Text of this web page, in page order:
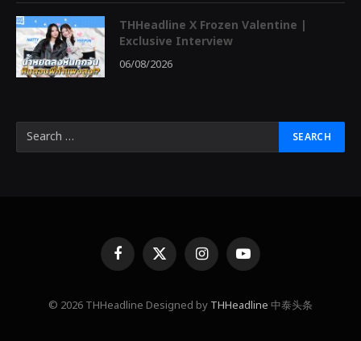
THHeadline X Frozen Valentine |
Exclusive Interview
06/08/2026
FacebookX
(Twitter)
InstagramYouTube
© 2026 THHeadline Designed by THHeadline 中泰头条